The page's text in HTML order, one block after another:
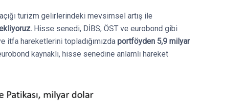
turizm gelirlerindeki mevsimsel artış ile
Hisse senedi, DİBS, ÖST ve eurobond gibi
itfa hareketlerini topladığımızda portföyden 5,9 milyar
kaynaklı, hisse senedine anlamlı hareket